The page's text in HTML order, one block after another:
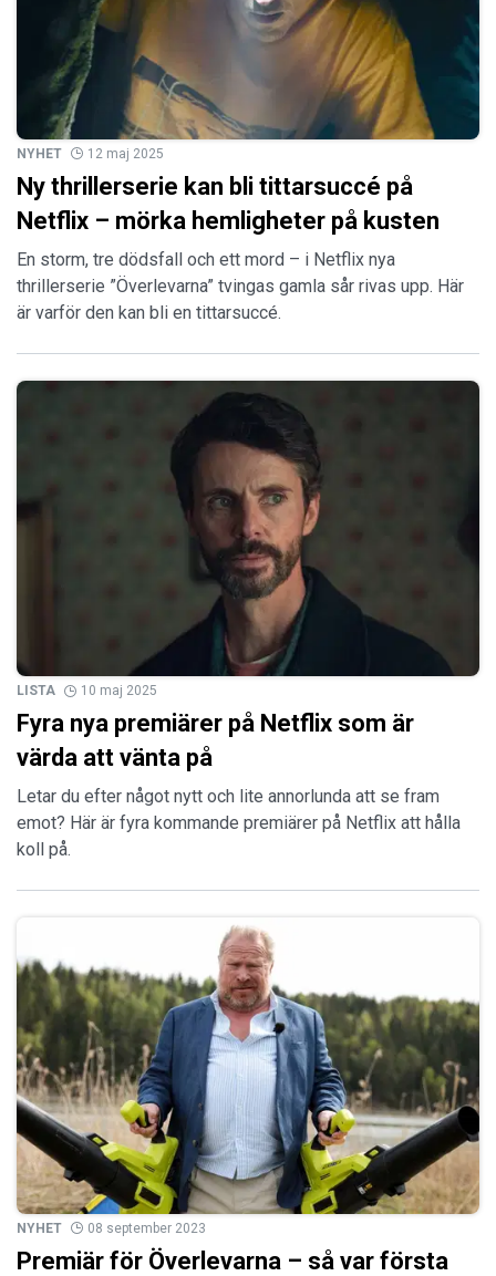
NYHET 12 maj 2025
Ny thrillerserie kan bli tittarsuccé på
Netflix – mörka hemligheter på kusten
En storm, tre dödsfall och ett mord – i Netflix nya
thrillerserie ”Överlevarna” tvingas gamla sår rivas upp. Här
är varför den kan bli en tittarsuccé.
LISTA 10 maj 2025
Fyra nya premiärer på Netflix som är
värda att vänta på
Letar du efter något nytt och lite annorlunda att se fram
emot? Här är fyra kommande premiärer på Netflix att hålla
koll på.
NYHET 08 september 2023
Premiär för Överlevarna – så var första